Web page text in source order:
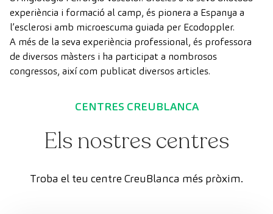
experiència i formació al camp, és pionera a Espanya a
l’esclerosi amb microescuma guiada per Ecodoppler.
A més de la seva experiència professional, és professora
de diversos màsters i ha participat a nombrosos
congressos, així com publicat diversos articles.
CENTRES CREUBLANCA
Els nostres centres
Troba el teu centre CreuBlanca més pròxim.